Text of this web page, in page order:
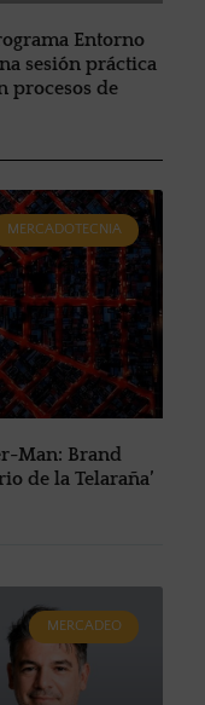
Entorno
sesión práctica
procesos de
MERCADOTECNIA
Man: Brand
de la Telaraña’
MERCADEO